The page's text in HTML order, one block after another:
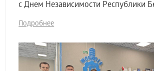
с Днем Независимости Республики
Подробнее